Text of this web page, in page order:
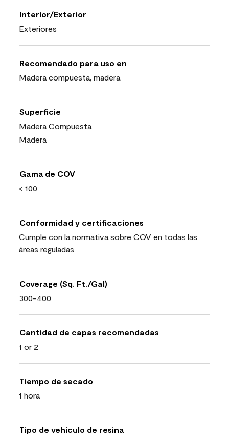
Interior/Exterior
Exteriores
Recomendado para uso en
Madera compuesta, madera
Superficie
Madera Compuesta
Madera
Gama de COV
< 100
Conformidad y certificaciones
Cumple con la normativa sobre COV en todas las
áreas reguladas
Coverage (Sq. Ft./Gal)
300-400
Cantidad de capas recomendadas
1 or 2
Tiempo de secado
1 hora
Tipo de vehículo de resina